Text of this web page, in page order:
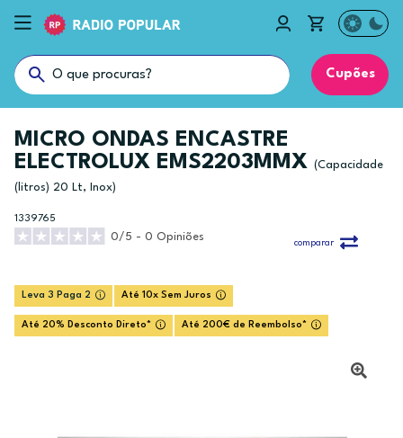
Cupões
MICRO ONDAS ENCASTRE
ELECTROLUX EMS2203MMX (Capacidade
(litros) 20 Lt, Inox)
1339765
0/5 - 0 Opiniões
comparar
Leva 3 Paga 2 Até 10x Sem Juros
Até 20% Desconto Direto* Até 200€ de Reembolso*